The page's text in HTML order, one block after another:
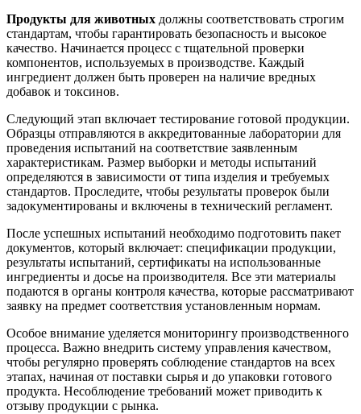
Продукты для животных должны соответствовать строгим
стандартам, чтобы гарантировать безопасность и высокое
качество. Начинается процесс с тщательной проверки
компонентов, используемых в производстве. Каждый
ингредиент должен быть проверен на наличие вредных
добавок и токсинов.
Следующий этап включает тестирование готовой продукции.
Образцы отправляются в аккредитованные лаборатории для
проведения испытаний на соответствие заявленным
характеристикам. Размер выборки и методы испытаний
определяются в зависимости от типа изделия и требуемых
стандартов. Проследите, чтобы результаты проверок были
задокументированы и включены в технический регламент.
После успешных испытаний необходимо подготовить пакет
документов, который включает: спецификации продукции,
результаты испытаний, сертификаты на использованные
ингредиенты и досье на производителя. Все эти материалы
подаются в органы контроля качества, которые рассматривают
заявку на предмет соответствия установленным нормам.
Особое внимание уделяется мониторингу производственного
процесса. Важно внедрить систему управления качеством,
чтобы регулярно проверять соблюдение стандартов на всех
этапах, начиная от поставки сырья и до упаковки готового
продукта. Несоблюдение требований может приводить к
отзыву продукции с рынка.